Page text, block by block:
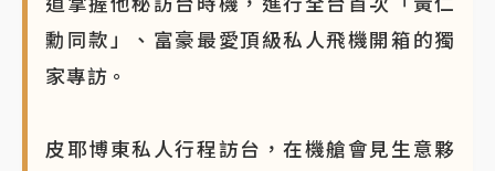
勳同款」、富豪最愛頂級私人飛機開箱的獨
家專訪。
皮耶博東私人行程訪台，在機艙會見生意夥